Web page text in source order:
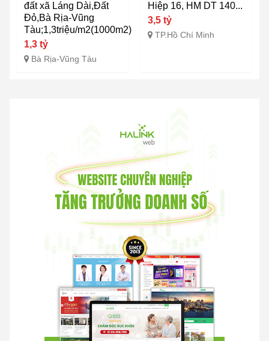
đất xã Láng Dài,Đất
Đỏ,Bà Rịa-Vũng
Tàu;1,3triệu/m2(1000m2)
1,3 tỷ
Bà Rịa-Vũng Tàu
Hiệp 16, HM DT 140...
3,5 tỷ
TP.Hồ Chí Minh